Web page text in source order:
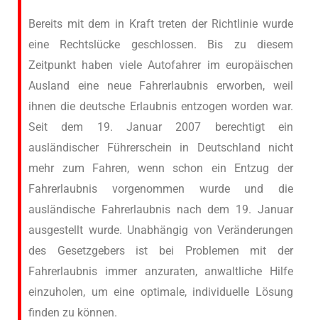
Bereits mit dem in Kraft treten der Richtlinie wurde
eine Rechtslücke geschlossen. Bis zu diesem
Zeitpunkt haben viele Autofahrer im europäischen
Ausland eine neue Fahrerlaubnis erworben, weil
ihnen die deutsche Erlaubnis entzogen worden war.
Seit dem 19. Januar 2007 berechtigt ein
ausländischer Führerschein in Deutschland nicht
mehr zum Fahren, wenn schon ein Entzug der
Fahrerlaubnis vorgenommen wurde und die
ausländische Fahrerlaubnis nach dem 19. Januar
ausgestellt wurde. Unabhängig von Veränderungen
des Gesetzgebers ist bei Problemen mit der
Fahrerlaubnis immer anzuraten, anwaltliche Hilfe
einzuholen, um eine optimale, individuelle Lösung
finden zu können.